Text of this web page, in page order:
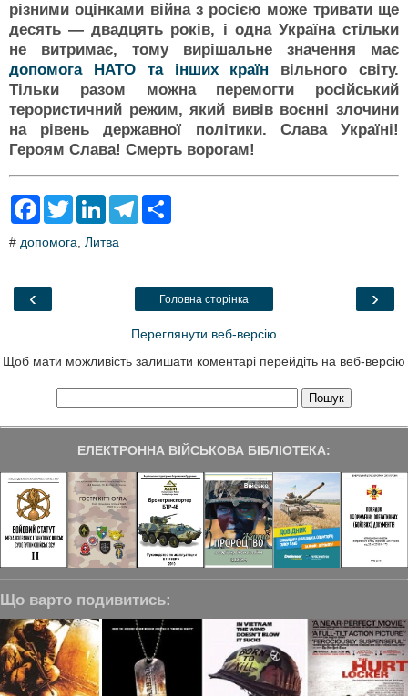
різними оцінками війна з росією може тривати ще
десять — двадцять років, і одна Україна стільки
не витримає, тому вирішальне значення має
допомога НАТО та інших країн вільного світу.
Тільки разом можна перемогти російський
терористичний режим, який вивів воєнні злочини
на рівень державної політики. Слава Україні!
Героям Слава! Смерть ворогам!
F
e
o
T
t
L
k
T
a
# допомога, Литва
‹ ›
Головна сторінка
Переглянути веб-версію
Щоб мати можливість залишати коментарі перейдіть на веб-версію
ЕЛЕКТРОННА ВІЙСЬКОВА БІБЛІОТЕКА:
Що варто подивитись: